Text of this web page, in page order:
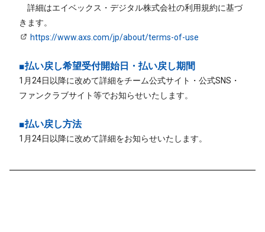
詳細はエイベックス・デジタル株式会社の利用規約に基づ
きます。
https://www.axs.com/jp/about/terms-of-use
■払い戻し希望受付開始日・払い戻し期間
1月24日以降に改めて詳細をチーム公式サイト・公式SNS・
ファンクラブサイト等でお知らせいたします。
■払い戻し方法
1月24日以降に改めて詳細をお知らせいたします。